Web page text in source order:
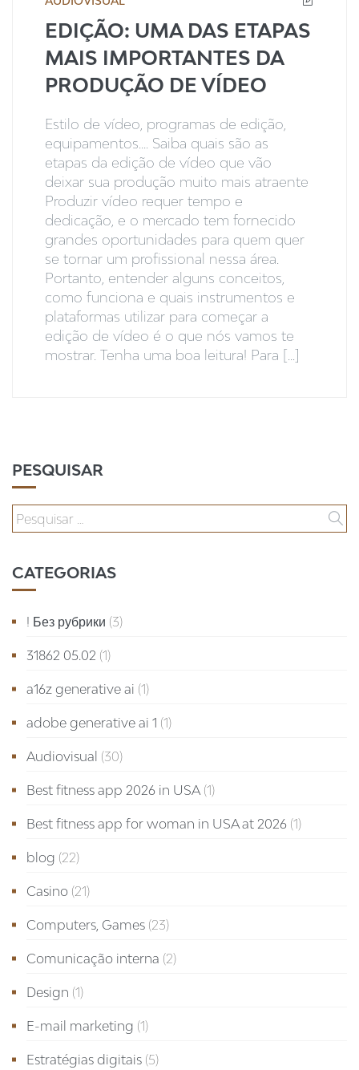
EDIÇÃO: UMA DAS ETAPAS
MAIS IMPORTANTES DA
PRODUÇÃO DE VÍDEO
Estilo de vídeo, programas de edição,
equipamentos.... Saiba quais são as
etapas da edição de vídeo que vão
deixar sua produção muito mais atraente
Produzir vídeo requer tempo e
dedicação, e o mercado tem fornecido
grandes oportunidades para quem quer
se tornar um profissional nessa área.
Portanto, entender alguns conceitos,
como funciona e quais instrumentos e
plataformas utilizar para começar a
edição de vídeo é o que nós vamos te
mostrar. Tenha uma boa leitura! Para [...]
PESQUISAR
CATEGORIAS
! Без рубрики (3)
31862 05.02 (1)
a16z generative ai (1)
adobe generative ai 1 (1)
Audiovisual (30)
Best fitness app 2026 in USA (1)
Best fitness app for woman in USA at 2026 (1)
blog (22)
Casino (21)
Computers, Games (23)
Comunicação interna (2)
Design (1)
E-mail marketing (1)
Estratégias digitais (5)